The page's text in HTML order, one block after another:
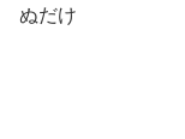
ぬだけ